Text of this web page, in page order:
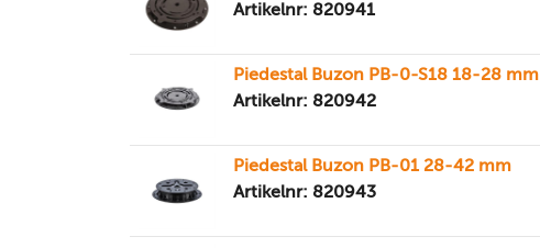
Artikelnr: 820941
Piedestal Buzon PB-0-S18 18-28 mm
Artikelnr: 820942
Piedestal Buzon PB-01 28-42 mm
Artikelnr: 820943